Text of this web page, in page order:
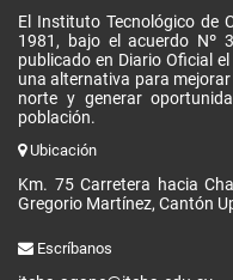
El Instituto Tecnológico de
1981, bajo el acuerdo Nº
publicado en Diario Oficial
una alternativa para
norte y generar
población.
Ubicación
Km. 75 Carretera hacia
Gregorio Martínez, Cantón
Escríbanos